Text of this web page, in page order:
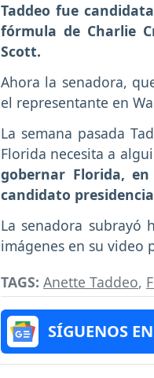
Taddeo fue
fórmula de Charlie
Scott.
Ahora la senadora,
el representante en
La semana pasada
Florida necesita a
gobernar Florida,
candidato
La senadora subrayó
imágenes en su video
TAGS: Anette Taddeo,
SÍGUENOS